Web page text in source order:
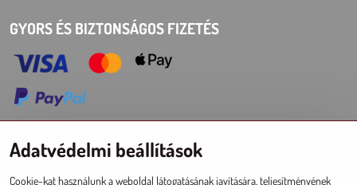
GYORS ÉS BIZTONSÁGOS FIZETÉS
Choose Eshop for your delivery country:
Adatvédelmi beállítások
Cookie-kat használunk a weboldal látogatásának javítására, teljesítményének